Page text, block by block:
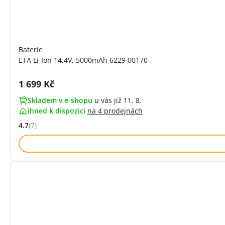
Baterie
ETA Li-Ion 14,4V, 5000mAh 6229 00170
Cena s DPH:
1 699 Kč
Skladem v e-shopu u vás již 11. 8.
ihned k dispozici na 4 prodejnách
Hodnocení: 4.7 z 5 (7 recenzí)
4.7(7)